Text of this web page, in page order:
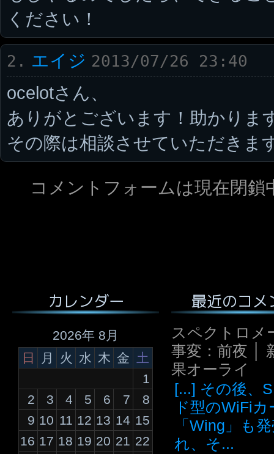
ください！
2. エイジ 2013/07/26 23:40
ocelotさん、
ありがとございます！助かりま
その際は相談させていただきま
コメントフォームは現在閉鎖
カレンダー
2026年 8月
日
月 火 水 木 金 土
1
2
3 4 5 6 7
8
9 10 11 12 13 14 15
16 17 18 19 20 21 22
最近のコメ
スペクトロメ
事変：前夜 │
果オーライ
[...] その後、
ド型のWiFiカ
「Wing」も
れ、そ...